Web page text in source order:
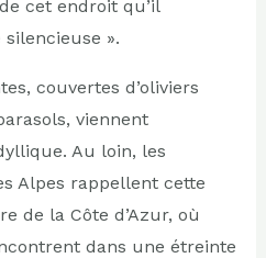
cet endroit qu’il
».
couvertes d’oliviers
viennent
Au loin, les
Alpes rappellent cette
de la Côte d’Azur, où
dans une étreinte